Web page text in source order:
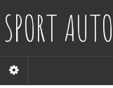
SPORT